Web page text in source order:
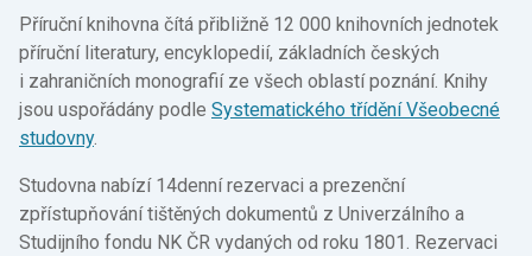
Příruční knihovna čítá přibližně 12 000 knihovních jednotek
příruční literatury, encyklopedií, základních českých
i zahraničních monografií ze všech oblastí poznání. Knihy
jsou uspořádány podle Systematického třídění Všeobecné
studovny.
Studovna nabízí 14denní rezervaci a prezenční
zpřístupňování tištěných dokumentů z Univerzálního a
Studijního fondu NK ČR vydaných od roku 1801. Rezervaci